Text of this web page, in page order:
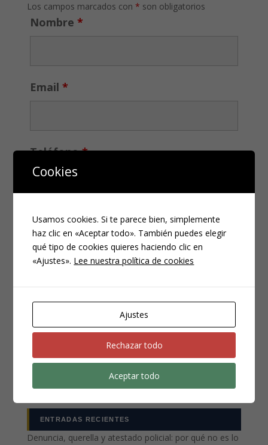
Los campos marcados con * son obligatorios
Nombre *
Email *
Teléfono*
Noticias
Penitenciario
ENTRADAS RECIENTES
Denuncia, querella y atestado policial: por qué no es lo
Cookies
Usamos cookies. Si te parece bien, simplemente
haz clic en «Aceptar todo». También puedes elegir
qué tipo de cookies quieres haciendo clic en
«Ajustes». Lee nuestra política de cookies
Ajustes
Rechazar todo
Aceptar todo